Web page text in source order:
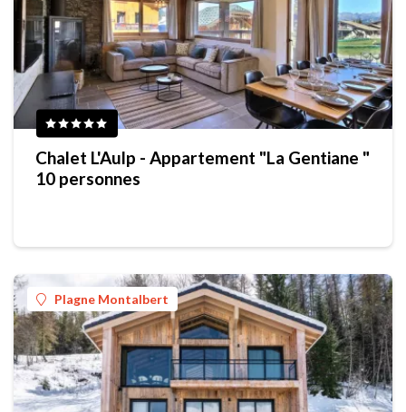
Chalet L'Aulp - Appartement "La Gentiane "
10 personnes
Plagne Montalbert